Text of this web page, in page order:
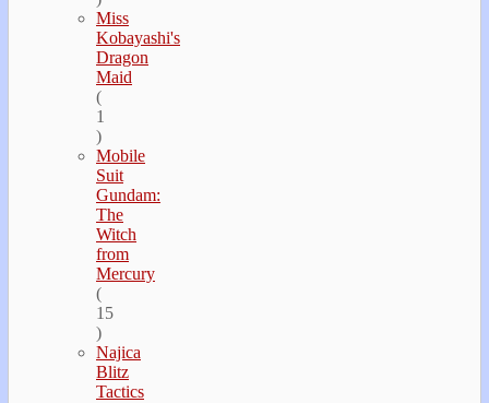
Miss
Kobayashi's
Dragon
Maid
(
1
)
Mobile
Suit
Gundam:
The
Witch
from
Mercury
(
15
)
Najica
Blitz
Tactics